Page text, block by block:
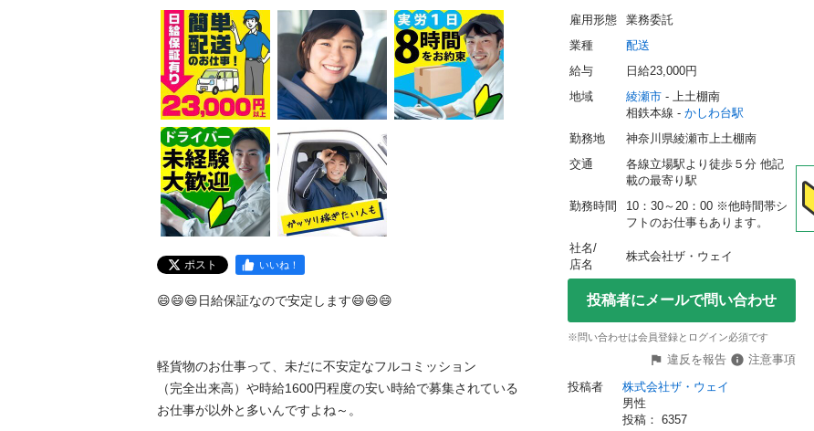
ポスト いいね！
😄😄😄日給保証なので安定します😄😄😄
軽貨物のお仕事って、未だに不安定なフルコミッション
（完全出来高）や時給1600円程度の安い時給で募集されている
お仕事が以外と多いんですよね～。
雇用形態
業務委託
業種
配送
給与
日給23,000円
地域
綾瀬市 - 上土棚南
相鉄本線 - かしわ台駅
勤務地
神奈川県綾瀬市上土棚南
交通
各線立場駅より徒歩５分 他記
載の最寄り駅
勤務時間
10：30～20：00 ※他時間帯シ
フトのお仕事もあります。
社名/
店名
株式会社ザ・ウェイ
投稿者にメールで問い合わせ
※問い合わせは会員登録とログイン必須です
違反を報告
注意事項
投稿者
株式会社ザ・ウェイ
男性
投稿： 6357